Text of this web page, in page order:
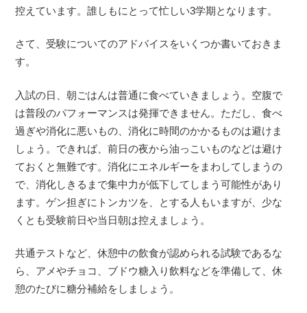
控えています。誰しもにとって忙しい3学期となります。
さて、受験についてのアドバイスをいくつか書いておきま
す。
入試の日、朝ごはんは普通に食べていきましょう。空腹で
は普段のパフォーマンスは発揮できません。ただし、食べ
過ぎや消化に悪いもの、消化に時間のかかるものは避けま
しょう。できれば、前日の夜から油っこいものなどは避け
ておくと無難です。消化にエネルギーをまわしてしまうの
で、消化しきるまで集中力が低下してしまう可能性があり
ます。ゲン担ぎにトンカツを、とする人もいますが、少な
くとも受験前日や当日朝は控えましょう。
共通テストなど、休憩中の飲食が認められる試験であるな
ら、アメやチョコ、ブドウ糖入り飲料などを準備して、休
憩のたびに糖分補給をしましょう。